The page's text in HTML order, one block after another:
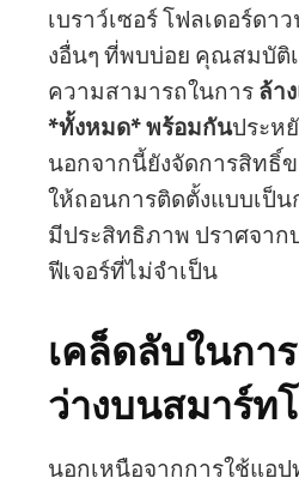
เบราว์เซอร์ โฟลเดอร์ด
งอื่นๆ ที่พบบ่อย คุณสมบัติ
ความสามารถในการ ล้า
*ทั้งหมด* พร้อมกันประห
นอกจากนี้ยังจัดการสิทธิ์
ให้ถอนการติดตั้งแบบเป็น
มีประสิทธิภาพ ปราศจาก
ฟีเจอร์ที่ไม่จำเป็น
เคล็ดลับในกา
ว่างบนสมาร์
นอกเหนือจากการใช้แอ